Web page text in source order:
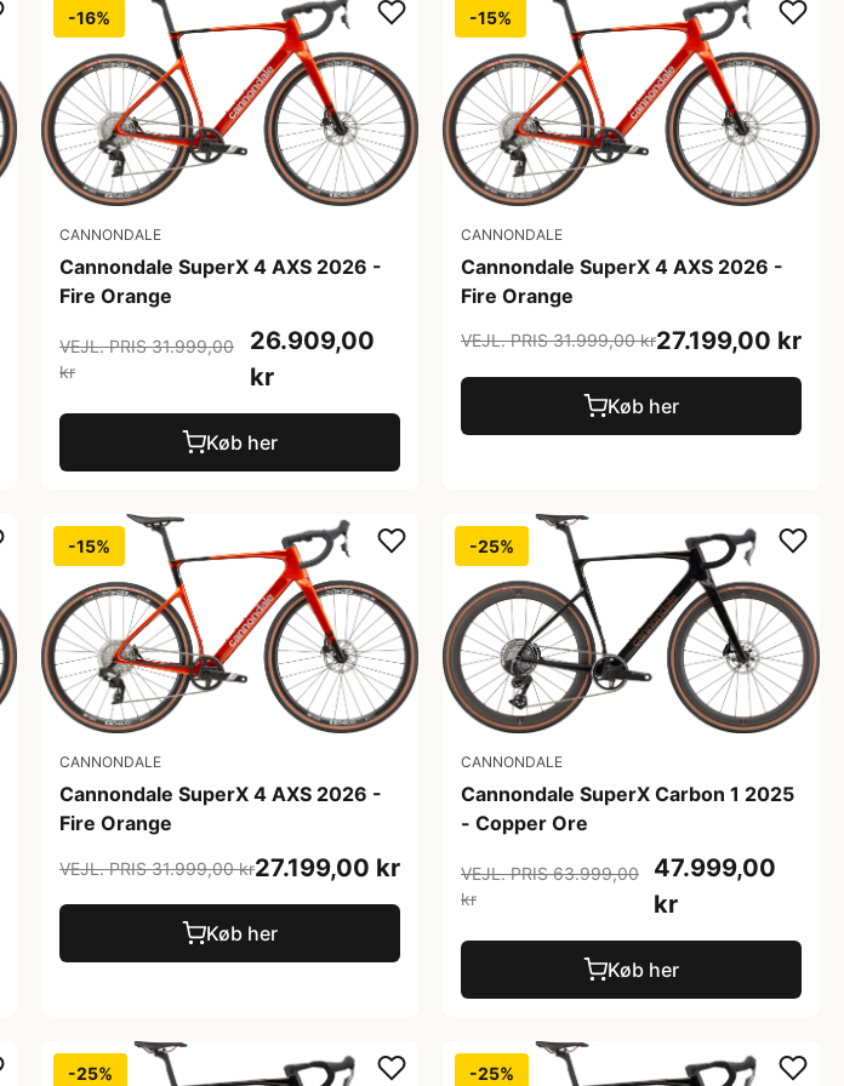
-16%
CANNONDALE
Cannondale SuperX 4 AXS 2026 -
Fire Orange
VEJL. PRIS 31.999,00
kr
26.909,00
kr
Køb her
-15%
CANNONDALE
Cannondale SuperX 4 AXS 2026 -
Fire Orange
VEJL. PRIS 31.999,00 kr27.199,00 kr
Køb her
-15%
CANNONDALE
Cannondale SuperX 4 AXS 2026 -
Fire Orange
VEJL. PRIS 31.999,00 kr27.199,00 kr
Køb her
-25%
CANNONDALE
Cannondale SuperX Carbon 1 2025
- Copper Ore
VEJL. PRIS 63.999,00
kr
47.999,00
kr
Køb her
-25% -25%